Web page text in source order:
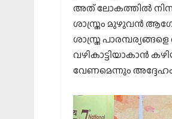
അത് ലോകത്തിൽ നിന്ന്
ശാസ്ത്രം മുഴുവൻ
ശാസ്ത്ര
വഴികാട്ടിയാകാൻ
വേണമെന്നും അദ്ദേഹം